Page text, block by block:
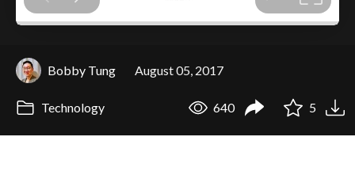
Bobby Tung August 05, 2017
Technology 640 5